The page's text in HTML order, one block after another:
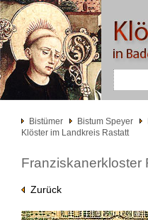
Bistümer Bistum Speyer
Klöster im Landkreis Rastatt
Franziskanerkloster
Zurück